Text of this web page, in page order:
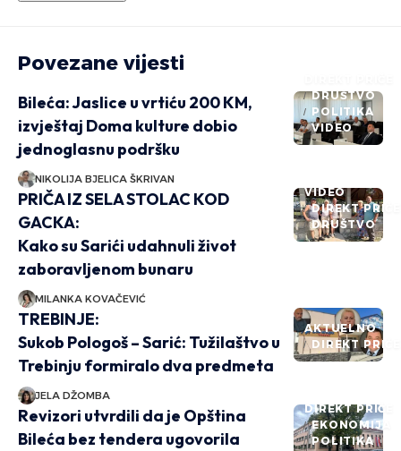
Povezane vijesti
DRUŠTVO
POLITIKA
VIDEO
Bileća: Jaslice u vrtiću 200 KM,
izvještaj Doma kulture dobio
jednoglasnu podršku
NIKOLIJA BJELICA ŠKRIVAN
VIDEO
DIREKT PRIČE
DRUŠTVO
PRIČA IZ SELA STOLAC KOD
GACKA:
Kako su Sarići udahnuli život
zaboravljenom bunaru
MILANKA KOVAČEVIĆ
AKTUELNO
DIREKT PRIČE
TREBINJE:
Sukob Pologoš – Sarić: Tužilaštvo u
Trebinju formiralo dva predmeta
JELA DŽOMBA
DIREKT PRIČE
EKONOMIJA
POLITIKA
Revizori utvrdili da je Opština
Bileća bez tendera ugovorila